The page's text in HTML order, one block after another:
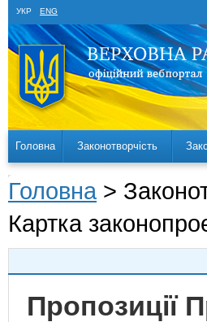
УКР ENG
Головна Законотворчість
Головна >
Картка
Пропозиції